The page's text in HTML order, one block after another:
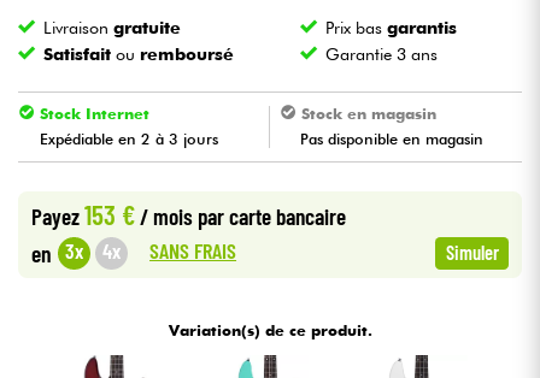
Vents
Violons & Quatuor
Câbles & Access.
Packs
Livraisongratuite Prix basgarantis
Satisfait ou remboursé Garantie 3 ans
Stock Internet
Expédiable en 2 à 3 jours
Stock en magasin
Pas disponible en magasin
Payez153 €/ mois par carte bancaire
en 3x 4x SANS FRAIS Simuler
Variation(s) de ce produit.